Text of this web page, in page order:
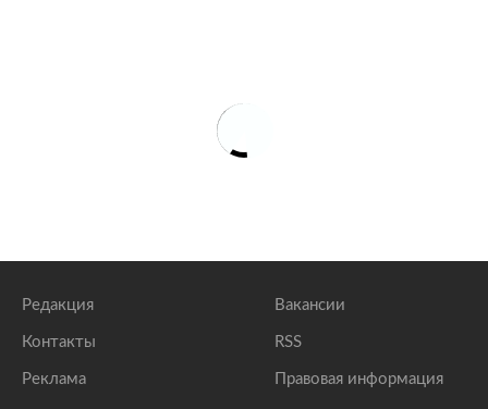
Редакция
Контакты
Реклама
Вакансии
RSS
Правовая информация